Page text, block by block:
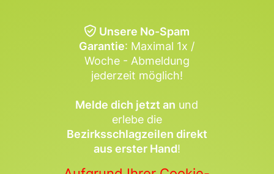
Unsere No-Spam
Garantie: Maximal 1x /
Woche - Abmeldung
jederzeit möglich!
Melde dich jetzt an und
erlebe die
Bezirksschlagzeilen direkt
aus erster Hand!